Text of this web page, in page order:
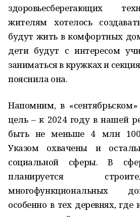
здоровьесберегающих
жителям хотелось
будут жить в комфортных
дети будут с интересом
заниматься в кружках и
пояснила она.
Напомним, в «сентябрьском»
цель – к 2024 году в нашей
быть не меньше 4 млн
Указом охвачены и
социальной сферы. В
планируется
многофункциональных
особенно в тех деревнях,